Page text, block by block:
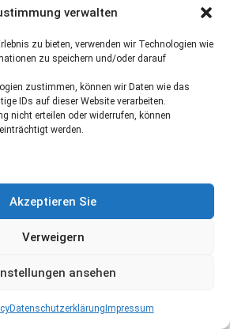
verwalten
zu bieten, verwenden wir Technologien wie
zu speichern und/oder darauf
zustimmen, können wir Daten wie das
IDs auf dieser Website verarbeiten.
nicht erteilen oder widerrufen, können
werden.
Akzeptieren Sie
Verweigern
ansehen
Datenschutzerklärung Impressum